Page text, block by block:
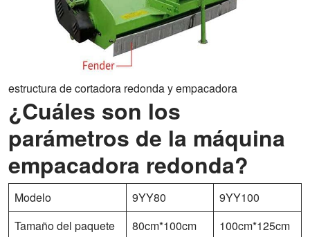
estructura de cortadora redonda y empacadora
¿Cuáles son los
parámetros de la máquina
empacadora redonda?
Modelo 9YY80
9YY100
Tamaño del paquete
80cm*100cm
100cm*125cm